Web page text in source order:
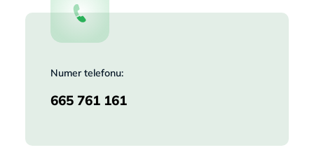
Numer telefonu:
665 761 161